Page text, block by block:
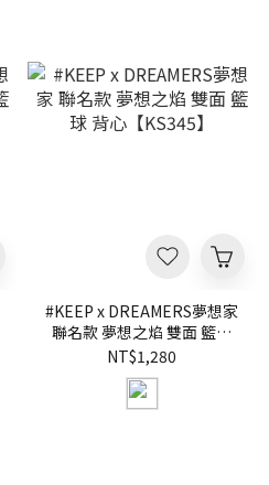
#KEEP x DREAMERS夢想家
聯名款 夢想之焰 雙面 籃球
背心【KS345】
NT$1,280